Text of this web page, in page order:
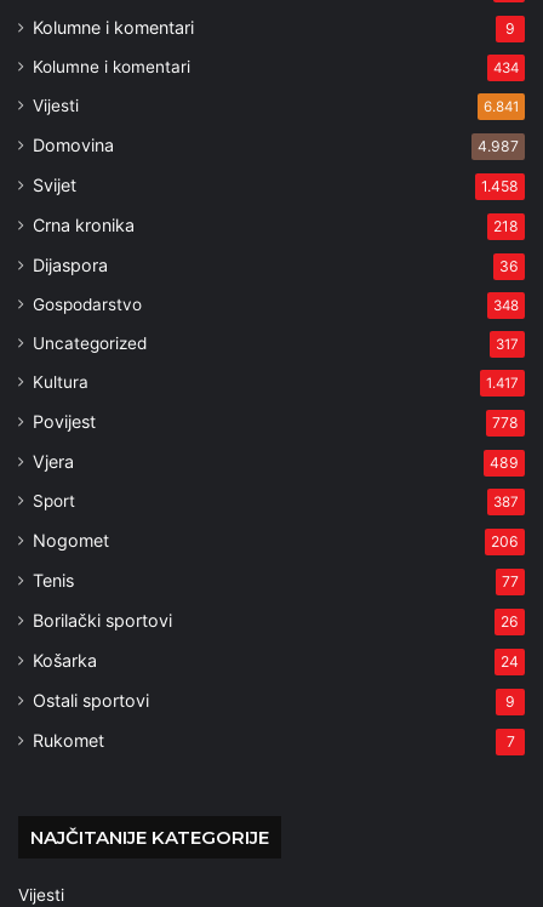
Kolumne i komentari 9
Kolumne i komentari 434
Vijesti 6.841
Domovina 4.987
Svijet 1.458
Crna kronika 218
Dijaspora 36
Gospodarstvo 348
Uncategorized 317
Kultura 1.417
Povijest 778
Vjera 489
Sport 387
Nogomet 206
Tenis 77
Borilački sportovi 26
Košarka 24
Ostali sportovi 9
Rukomet 7
NAJČITANIJE KATEGORIJE
Vijesti